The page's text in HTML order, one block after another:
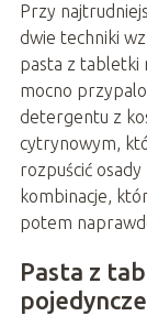
Przy
dwie techniki
pasta z tabletki
mocno
detergentu z
cytrynowym,
rozpuścić
kombinacje,
potem
Pasta z